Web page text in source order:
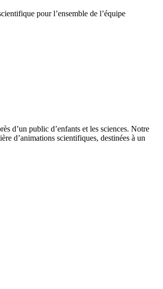
pour l’ensemble de l’équipe
d’un public d’enfants et les sciences. Notre
d’animations scientifiques, destinées à un